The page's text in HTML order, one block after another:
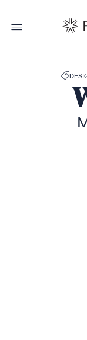
la
page
de